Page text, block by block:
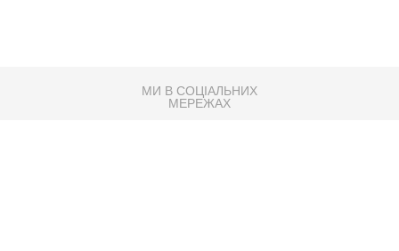
МИ В СОЦІАЛЬНИХ
МЕРЕЖАХ